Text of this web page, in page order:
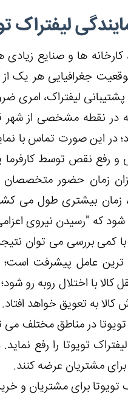
لیفتراک
ها و صنایع زیادی
جغرافیایی هر یک
لیفتراک، امری
در نقطه مشخصی از شهر
در این صورت تماس با
نقص توسط کارفرما یا
زمان حضور
زمان بیشتری طول می
که "رسیدن نیروی
با کمی بررسی می توان
ترین عامل پیشرفت
کالا با اختلال روبه رو
به تعویق خواهد افتاد.
تویوتا در مناطق مختلف
تویوتا را رفع
مشتریان عرضه کنند.
برای مشتریان و